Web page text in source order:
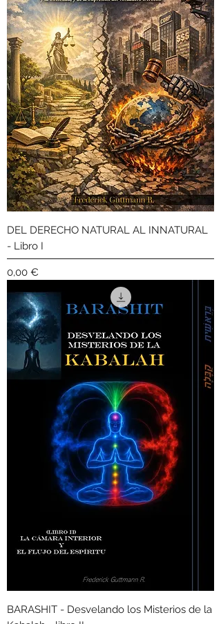
DEL DERECHO NATURAL AL INNATURAL
- Libro I
Precio
0,00 €
BARASHIT - Desvelando los Misterios de la